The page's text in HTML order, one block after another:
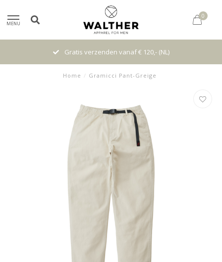
MENU
0
Gratis verzenden vanaf € 120,- (NL)
Home / Gramicci Pant-Greige